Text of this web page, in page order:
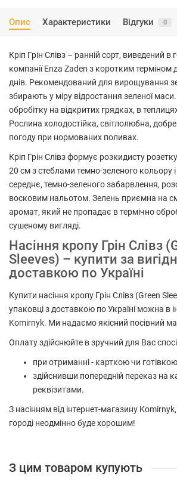
Опис Характеристики Відгуки 0
Кріп Грін Слівз – ранній сорт, виведений в
компанії Enza Zaden з коротким терміном
днів. Рекомендований для вирощування
збирають у міру відростання зеленої
обробітку на відкритих грядках, в
Рослина холодостійка, світлолюбна,
погоду при нормованих поливах.
Кріп Грін Слівз формує розкидисту
20 см з стеблами темно-зеленого кольору
середнє, темно-зеленого забарвлення,
восковим нальотом. Зелень приємна на
аромат, який не пропадає в термічно
сушеному вигляді.
Насіння кропу Грін Слівз
Sleeves) – купити за
доставкою по Україні
Купити насіння кропу Грін Слівз (Green
упаковці з доставкою по Україні можна в
Komirnyk. Ми надаємо якісний посівний
Оплату здійснюйте в зручний для Вас
при отриманні - карткою чи
здійснивши попередній переказ на
реквізитами.
З насінням від інтернет-магазину
городі неодмінно буде хорошим!
З цим товаром купують